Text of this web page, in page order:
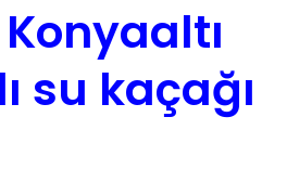
su kaçağı